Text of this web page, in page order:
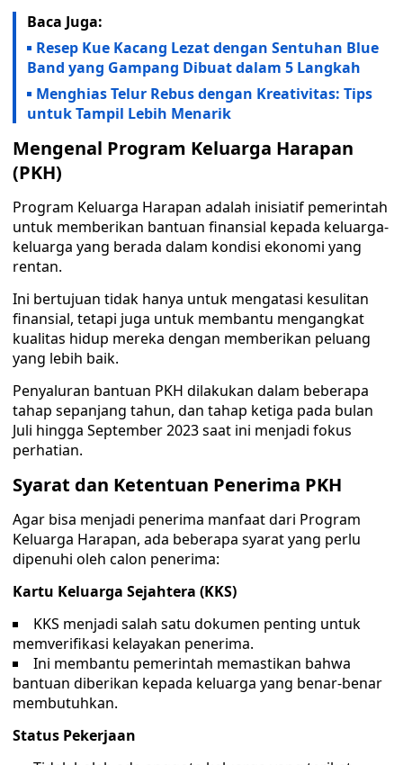
Baca Juga:
Resep Kue Kacang Lezat dengan Sentuhan Blue
Band yang Gampang Dibuat dalam 5 Langkah
Menghias Telur Rebus dengan Kreativitas: Tips
untuk Tampil Lebih Menarik
Mengenal Program Keluarga Harapan
(PKH)
Program Keluarga Harapan adalah inisiatif pemerintah
untuk memberikan bantuan finansial kepada keluarga-
keluarga yang berada dalam kondisi ekonomi yang
rentan.
Ini bertujuan tidak hanya untuk mengatasi kesulitan
finansial, tetapi juga untuk membantu mengangkat
kualitas hidup mereka dengan memberikan peluang
yang lebih baik.
Penyaluran bantuan PKH dilakukan dalam beberapa
tahap sepanjang tahun, dan tahap ketiga pada bulan
Juli hingga September 2023 saat ini menjadi fokus
perhatian.
Syarat dan Ketentuan Penerima PKH
Agar bisa menjadi penerima manfaat dari Program
Keluarga Harapan, ada beberapa syarat yang perlu
dipenuhi oleh calon penerima:
Kartu Keluarga Sejahtera (KKS)
KKS menjadi salah satu dokumen penting untuk
memverifikasi kelayakan penerima.
Ini membantu pemerintah memastikan bahwa
bantuan diberikan kepada keluarga yang benar-benar
membutuhkan.
Status Pekerjaan